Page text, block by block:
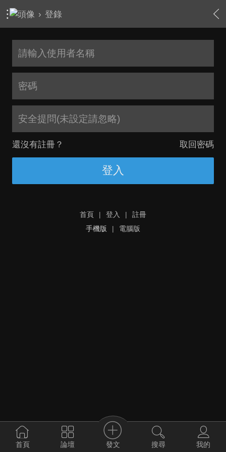
› 登錄
安全提問(未設定請忽略)
還沒有註冊？ 取回密碼
登入
首頁 | 登入 |
註冊
手機版
| 電腦版
首頁 論壇 發文 搜尋 我的